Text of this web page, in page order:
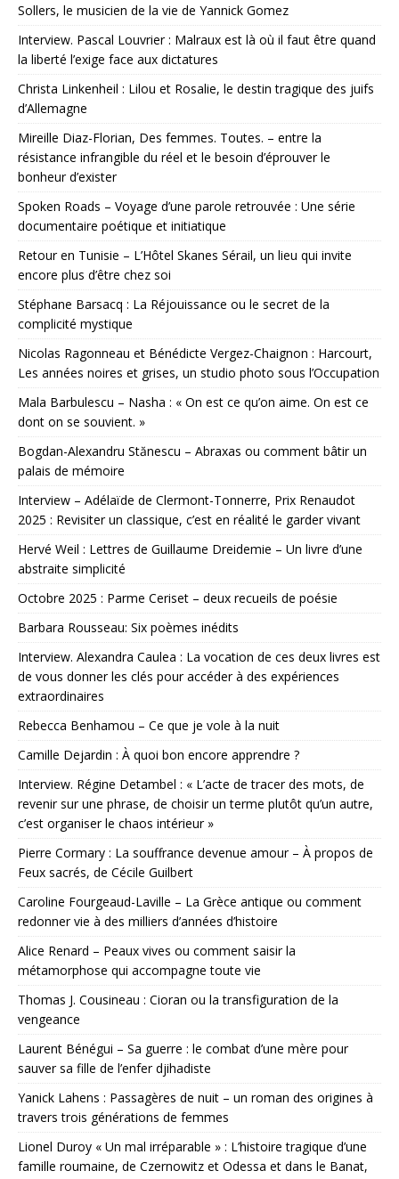
Sollers, le musicien de la vie de Yannick Gomez
Interview. Pascal Louvrier : Malraux est là où il faut être quand
la liberté l’exige face aux dictatures
Christa Linkenheil : Lilou et Rosalie, le destin tragique des juifs
d’Allemagne
Mireille Diaz-Florian, Des femmes. Toutes. – entre la
résistance infrangible du réel et le besoin d’éprouver le
bonheur d’exister
Spoken Roads – Voyage d’une parole retrouvée : Une série
documentaire poétique et initiatique
Retour en Tunisie – L’Hôtel Skanes Sérail, un lieu qui invite
encore plus d’être chez soi
Stéphane Barsacq : La Réjouissance ou le secret de la
complicité mystique
Nicolas Ragonneau et Bénédicte Vergez-Chaignon : Harcourt,
Les années noires et grises, un studio photo sous l’Occupation
Mala Barbulescu – Nasha : « On est ce qu’on aime. On est ce
dont on se souvient. »
Bogdan-Alexandru Stănescu – Abraxas ou comment bâtir un
palais de mémoire
Interview – Adélaïde de Clermont-Tonnerre, Prix Renaudot
2025 : Revisiter un classique, c’est en réalité le garder vivant
Hervé Weil : Lettres de Guillaume Dreidemie – Un livre d’une
abstraite simplicité
Octobre 2025 : Parme Ceriset – deux recueils de poésie
Barbara Rousseau: Six poèmes inédits
Interview. Alexandra Caulea : La vocation de ces deux livres est
de vous donner les clés pour accéder à des expériences
extraordinaires
Rebecca Benhamou – Ce que je vole à la nuit
Camille Dejardin : À quoi bon encore apprendre ?
Interview. Régine Detambel : « L’acte de tracer des mots, de
revenir sur une phrase, de choisir un terme plutôt qu’un autre,
c’est organiser le chaos intérieur »
Pierre Cormary : La souffrance devenue amour – À propos de
Feux sacrés, de Cécile Guilbert
Caroline Fourgeaud-Laville – La Grèce antique ou comment
redonner vie à des milliers d’années d’histoire
Alice Renard – Peaux vives ou comment saisir la
métamorphose qui accompagne toute vie
Thomas J. Cousineau : Cioran ou la transfiguration de la
vengeance
Laurent Bénégui – Sa guerre : le combat d’une mère pour
sauver sa fille de l’enfer djihadiste
Yanick Lahens : Passagères de nuit – un roman des origines à
travers trois générations de femmes
Lionel Duroy « Un mal irréparable » : L’histoire tragique d’une
famille roumaine, de Czernowitz et Odessa et dans le Banat,